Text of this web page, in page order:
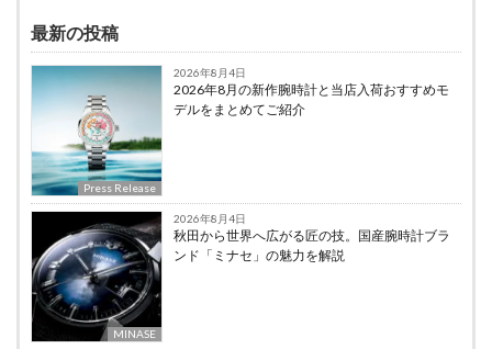
最新の投稿
Press Release
2026年8月4日
2026年8月の新作腕時計と当店入荷おすすめモ
デルをまとめてご紹介
MINASE
2026年8月4日
秋田から世界へ広がる匠の技。国産腕時計ブラ
ンド「ミナセ」の魅力を解説